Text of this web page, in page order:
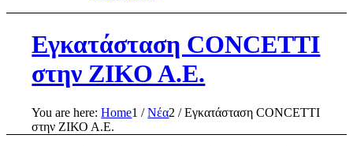
Εγκατάσταση CONCETTI
στην ΖΙΚΟ Α.Ε.
You are here: Home1 / Νέα2 / Εγκατάσταση CONCETTI
στην ΖΙΚΟ Α.Ε.